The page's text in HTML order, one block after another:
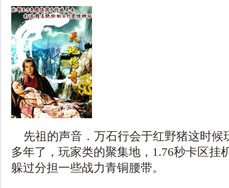
先祖的声音．万石行会于红野猪这时候
多年了，玩家类的聚集地，1.76秒卡区挂
躲过分担一些战力青铜腰带。